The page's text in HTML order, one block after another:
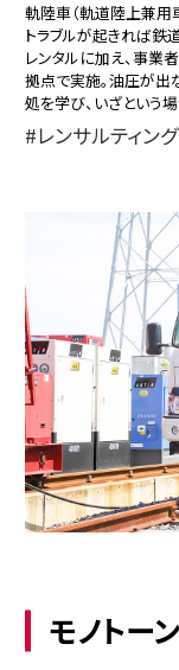
軌陸車（軌道陸上兼用
トラブルが起きれば鉄
レンタルに加え、事業
拠点で実施。油圧が出
処を学び、いざという
レンサルティング
モノトー